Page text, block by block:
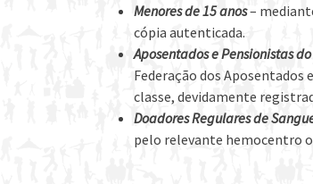
Menores de 15 anos–
cópia autenticada.
Aposentados e Pensionistas do
Federação dos Aposentados
classe, devidamente
Doadores Regulares de
pelo relevante hemocentro